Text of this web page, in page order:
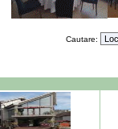
Cautare: